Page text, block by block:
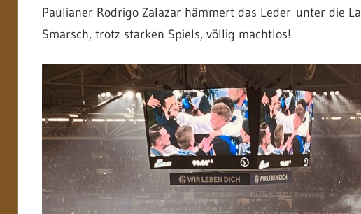
Paulianer Rodrigo Zalazar hämmert das Leder unter die
Smarsch, trotz starken Spiels, völlig machtlos!